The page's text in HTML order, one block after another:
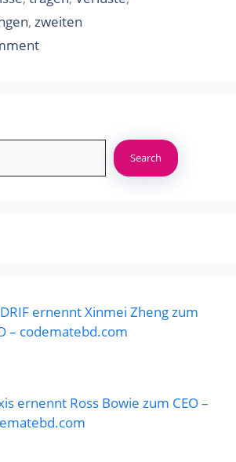
, zweiten
Search
ernennt Xinmei Zheng zum
– codematebd.com
ernennt Ross Bowie zum CEO –